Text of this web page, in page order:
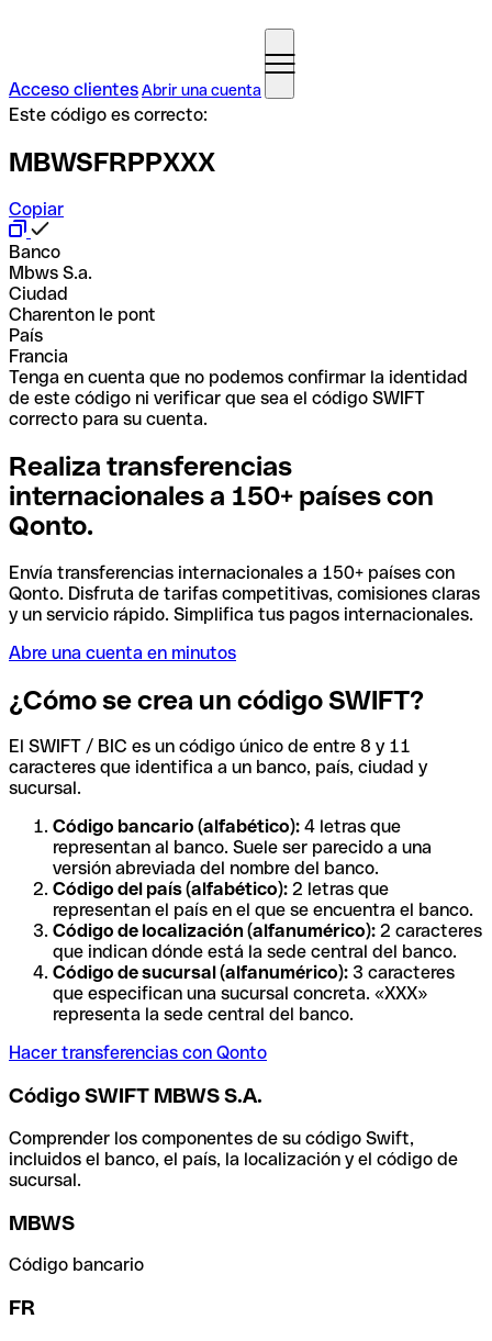
Acceso clientesAbrir una cuenta
Este código es correcto:
MBWSFRPPXXX
Copiar
Banco
Mbws S.a.
Ciudad
Charenton le pont
País
Francia
Tenga en cuenta que no podemos confirmar la identidad
de este código ni verificar que sea el código SWIFT
correcto para su cuenta.
Realiza transferencias
internacionales a 150+ países con
Qonto.
Envía transferencias internacionales a 150+ países con
Qonto. Disfruta de tarifas competitivas, comisiones claras
y un servicio rápido. Simplifica tus pagos internacionales.
Abre una cuenta en minutos
¿Cómo se crea un código SWIFT?
El SWIFT / BIC es un código único de entre 8 y 11
caracteres que identifica a un banco, país, ciudad y
sucursal.
Código bancario (alfabético): 4 letras que
representan al banco. Suele ser parecido a una
versión abreviada del nombre del banco.
Código del país (alfabético): 2 letras que
representan el país en el que se encuentra el banco.
Código de localización (alfanumérico): 2 caracteres
que indican dónde está la sede central del banco.
Código de sucursal (alfanumérico): 3 caracteres
que especifican una sucursal concreta. «XXX»
representa la sede central del banco.
Hacer transferencias con Qonto
Código SWIFT MBWS S.A.
Comprender los componentes de su código Swift,
incluidos el banco, el país, la localización y el código de
sucursal.
MBWS
Código bancario
FR